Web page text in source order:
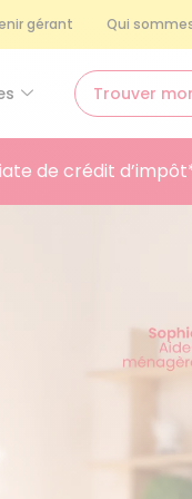
gérant Qui
Trouver
de crédit